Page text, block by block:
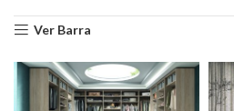
Ver Barra